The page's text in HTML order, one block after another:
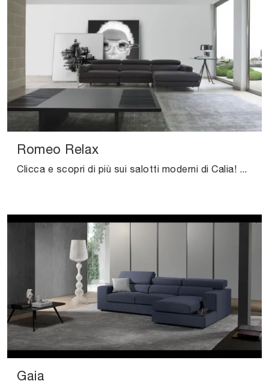
Romeo Relax
Clicca e scopri di più sui salotti moderni di Calia! Differenti modelli di divani, come Romeo Relax, ti attendono.
Gaia